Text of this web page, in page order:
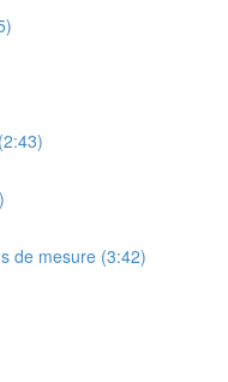
de mesure (3:42)